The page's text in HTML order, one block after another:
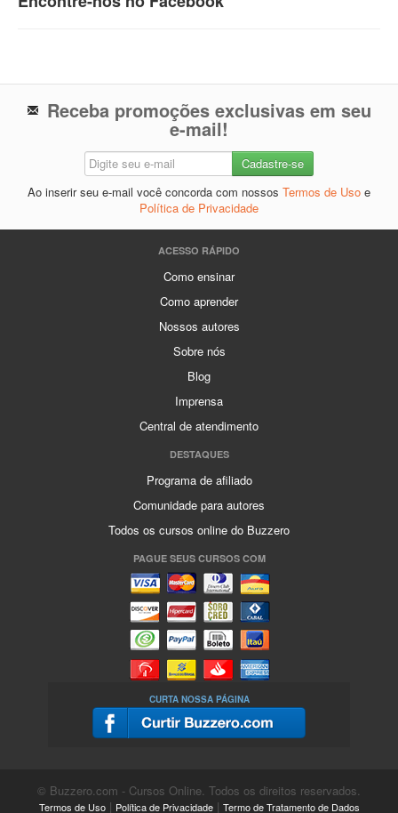
Receba promoções exclusivas em seu
e-mail!
Ao inserir seu e-mail você concorda com nossos Termos de Uso e
Política de Privacidade
ACESSO RÁPIDO
Como ensinar
Como aprender
Nossos autores
Sobre nós
Blog
Imprensa
Central de atendimento
DESTAQUES
Programa de afiliado
Comunidade para autores
Todos os cursos online do Buzzero
PAGUE SEUS CURSOS COM
CURTA NOSSA PÁGINA
© Buzzero.com - Cursos Online. Todos os direitos reservados.
Termos de Uso| Política de Privacidade| Termo de Tratamento de Dados